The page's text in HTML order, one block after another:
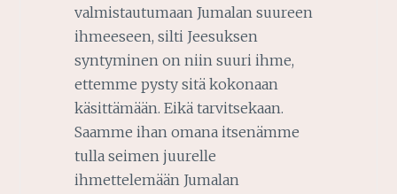
valmistautumaan Jumalan suureen
ihmeeseen, silti Jeesuksen
syntyminen on niin suuri ihme,
ettemme pysty sitä kokonaan
käsittämään. Eikä tarvitsekaan.
Saamme ihan omana itsenämme
tulla seimen juurelle
ihmettelemään Jumalan